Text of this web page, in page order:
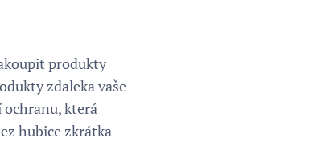
produkty
zdaleka vaše
která
hubice zkrátka